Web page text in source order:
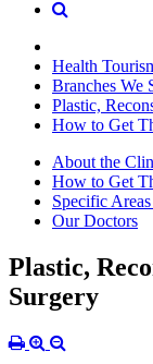
Health
Branches We
Plastic,
How to Get
About the
How to Get
Specific
Our Doctors
Plastic,
Surgery